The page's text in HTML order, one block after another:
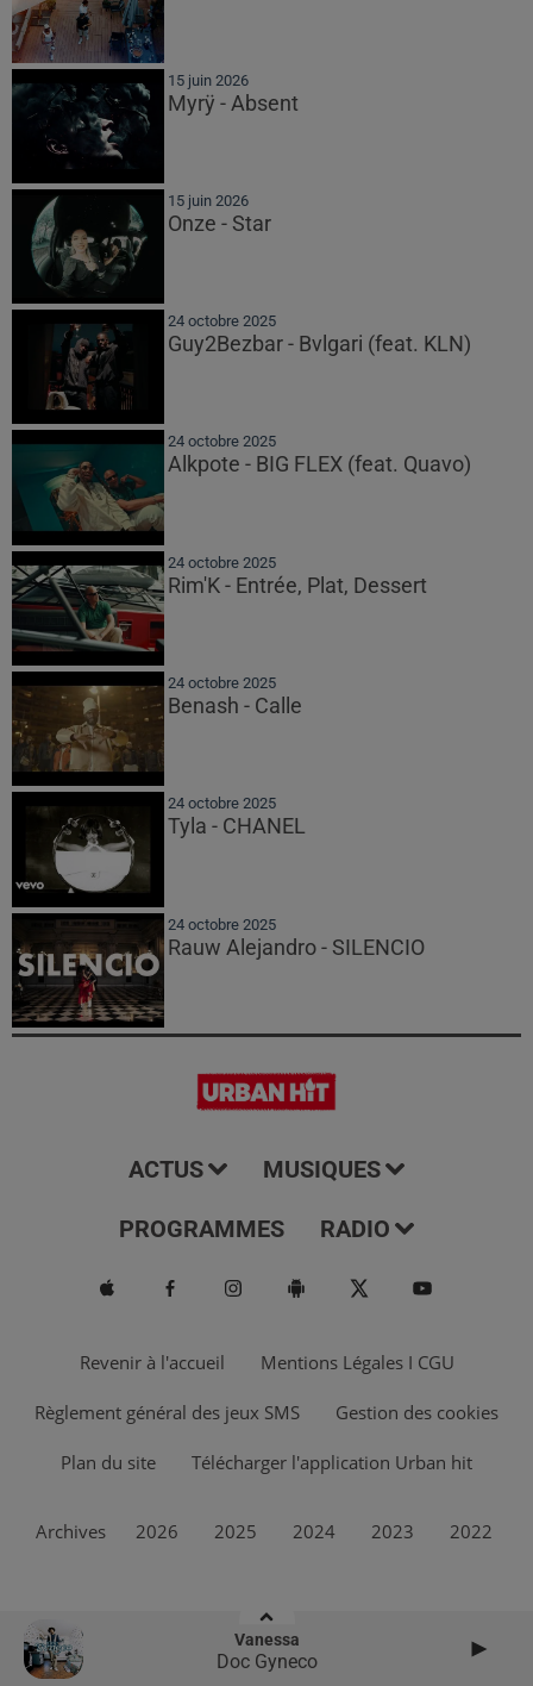
Vanessa
Doc Gyneco
15 juin 2026
Myrÿ - Absent
15 juin 2026
Onze - Star
24 octobre 2025
Guy2Bezbar - Bvlgari (feat. KLN)
24 octobre 2025
Alkpote - BIG FLEX (feat. Quavo)
24 octobre 2025
Rim'K - Entrée, Plat, Dessert
24 octobre 2025
Benash - Calle
24 octobre 2025
Tyla - CHANEL
24 octobre 2025
Rauw Alejandro - SILENCIO
ACTUS MUSIQUES
PROGRAMMES RADIO
Revenir à l'accueil Mentions Légales I CGU
Règlement général des jeux SMS Gestion des cookies
Plan du site Télécharger l'application Urban hit
Archives 2026 2025 2024 2023 2022